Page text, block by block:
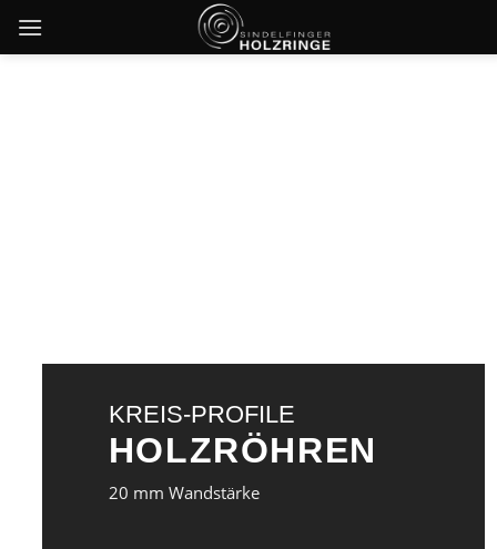
KREIS-PROFILE
HOLZRÖHREN
20 mm Wandstärke